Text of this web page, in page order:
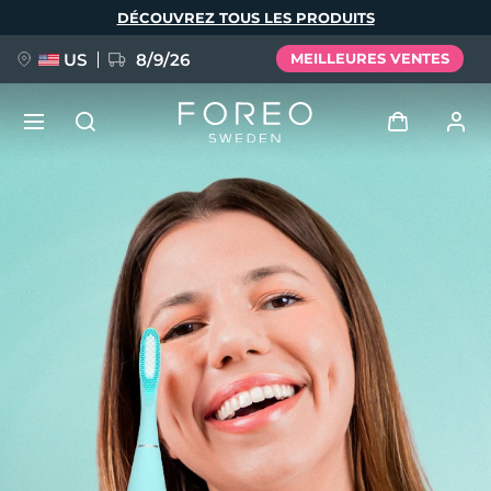
DÉCOUVREZ TOUS LES PRODUITS
US 8/9/26 MEILLEURES VENTES
Profil de l'utilisateur
Mes appareils
Mes commandes
Mes adresses
Mes abonnements
FAQ™ Pure Beauty-Tech Elixir
BREAKING NEWS
issa™ Teeth Whitening Set
Deutsch
Español
Français
Italiano
Português
Svenska
Русский
简体中文 繁體中文